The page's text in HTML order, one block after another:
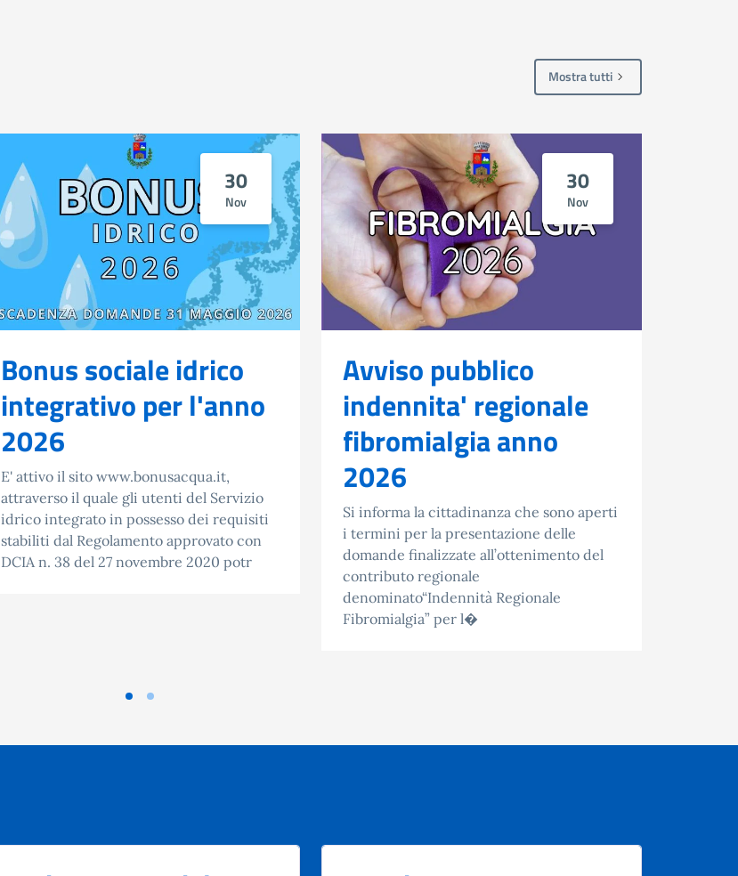
Mostra tutti
30
Nov
Bonus sociale idrico
integrativo per l'anno
2026
E' attivo il sito www.bonusacqua.it,
attraverso il quale gli utenti del Servizio
idrico integrato in possesso dei requisiti
stabiliti dal Regolamento approvato con
DCIA n. 38 del 27 novembre 2020 potr
30
Nov
Avviso pubblico
indennita' regionale
fibromialgia anno
2026
Si informa la cittadinanza che sono aperti
i termini per la presentazione delle
domande finalizzate all’ottenimento del
contributo regionale
denominato“Indennità Regionale
Fibromialgia” per l�